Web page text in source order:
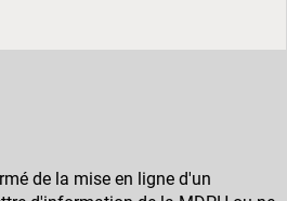
de la mise en ligne d'un